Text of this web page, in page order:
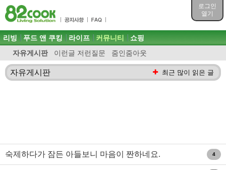
로그인
열기
목차
주메뉴 바로가기
컨텐츠 바로가기
검색 바로가기
로그인 바로가기
주메뉴
리빙 푸드 앤 쿠킹 라이프 커뮤니티
자유게시판 이런글 저런질문 줌인줌아웃
쇼핑
자유게시판 최근 많이 읽은 글
숙제하다가 잠든 아들보니 마음이 짠하네요. 4